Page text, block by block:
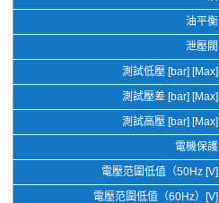
油平衡
泄壓閥
測試低壓 [bar] [Max]
測試壓差 [bar] [Max]
測試高壓 [bar] [Max]
電機保護
電壓范圍低值（50Hz [V]
電壓范圍低值（60Hz）[V]